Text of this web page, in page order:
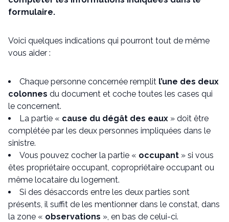
formulaire.
Voici quelques indications qui pourront tout de même
vous aider :
Chaque personne concernée remplit l’une des deux
colonnes du document et coche toutes les cases qui
le concernent.
La partie « cause du dégât des eaux » doit être
complétée par les deux personnes impliquées dans le
sinistre.
Vous pouvez cocher la partie « occupant » si vous
êtes propriétaire occupant, copropriétaire occupant ou
même locataire du logement.
Si des désaccords entre les deux parties sont
présents, il suffit de les mentionner dans le constat, dans
la zone « observations », en bas de celui-ci.